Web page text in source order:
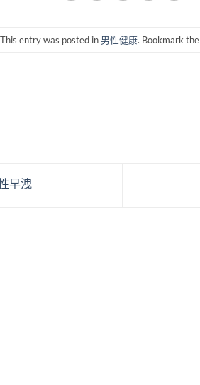
This entry was posted in 男性健康. Bookmark the
早洩